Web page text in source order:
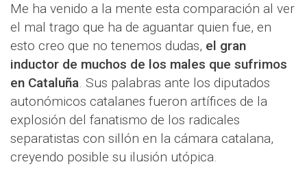
Me ha venido a la mente esta comparación al ver
el mal trago que ha de aguantar quien fue, en
esto creo que no tenemos dudas, el gran
inductor de muchos de los males que sufrimos
en Cataluña. Sus palabras ante los diputados
autonómicos catalanes fueron artífices de la
explosión del fanatismo de los radicales
separatistas con sillón en la cámara catalana,
creyendo posible su ilusión utópica.